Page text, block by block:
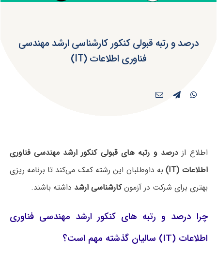
درصد و رتبه قبولی کنکور کارشناسی ارشد مهندسی
فناوری اطلاعات (IT)
اطلاع ازدرصد و رتبه های قبولی کنکور ارشد مهندسی فناوری
اطلاعات (IT)
به داوطلبان این رشته کمک می‌کند تا برنامه ریزی
بهتری برای شرکت در آزمونکارشناسی ارشد داشته باشند.
چرا درصد و رتبه های کنکور ارشد مهندسی فناوری
اطلاعات (IT) سالیان گذشته مهم است؟